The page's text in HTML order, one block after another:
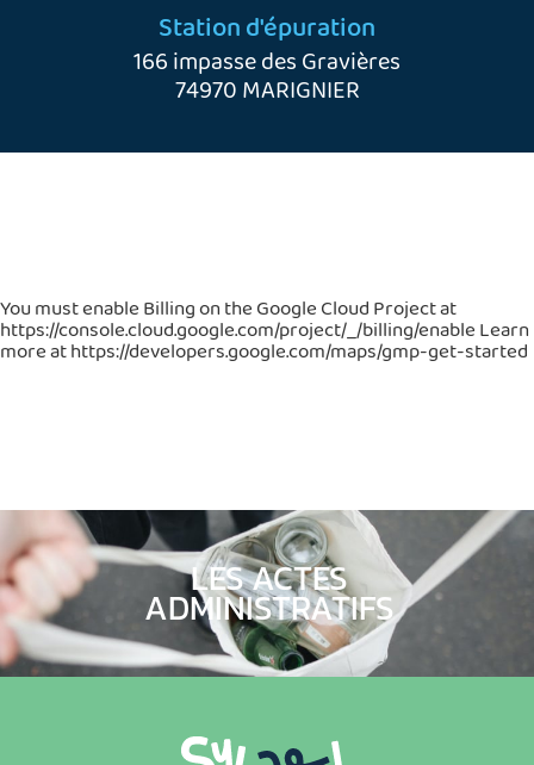
Station d'épuration
166 impasse des Gravières
74970 MARIGNIER
You must enable Billing on the Google Cloud Project at
https://console.cloud.google.com/project/_/billing/enable Learn
more at https://developers.google.com/maps/gmp-get-started
LES ACTES
ADMINISTRATIFS